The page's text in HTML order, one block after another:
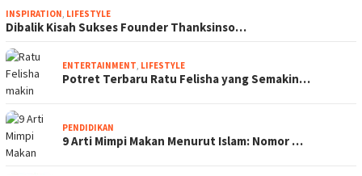
INSPIRATION LIFESTYLE
Dibalik Kisah Sukses Founder Thanksinso…
ENTERTAINMENT LIFESTYLE
Potret Terbaru Ratu Felisha yang Semakin…
PENDIDIKAN
9 Arti Mimpi Makan Menurut Islam: Nomor …